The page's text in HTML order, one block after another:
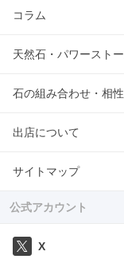
コラム
天然石・パワースト
石の組み合わせ・相性
出店について
サイトマップ
公式アカウント
X